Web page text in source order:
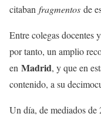
citaban fragmentos de
Entre colegas docentes
por tanto, un amplio
en Madrid, y que en
contenido, a su
Un día, de mediados de